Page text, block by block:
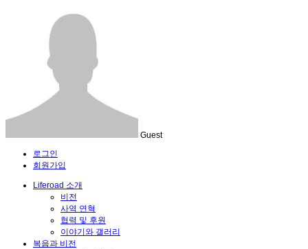
Guest
로그인
회원가입
Liferoad 소개
비전
사역 연혁
협력 및 후원
이야기와 갤러리
복음과 비전